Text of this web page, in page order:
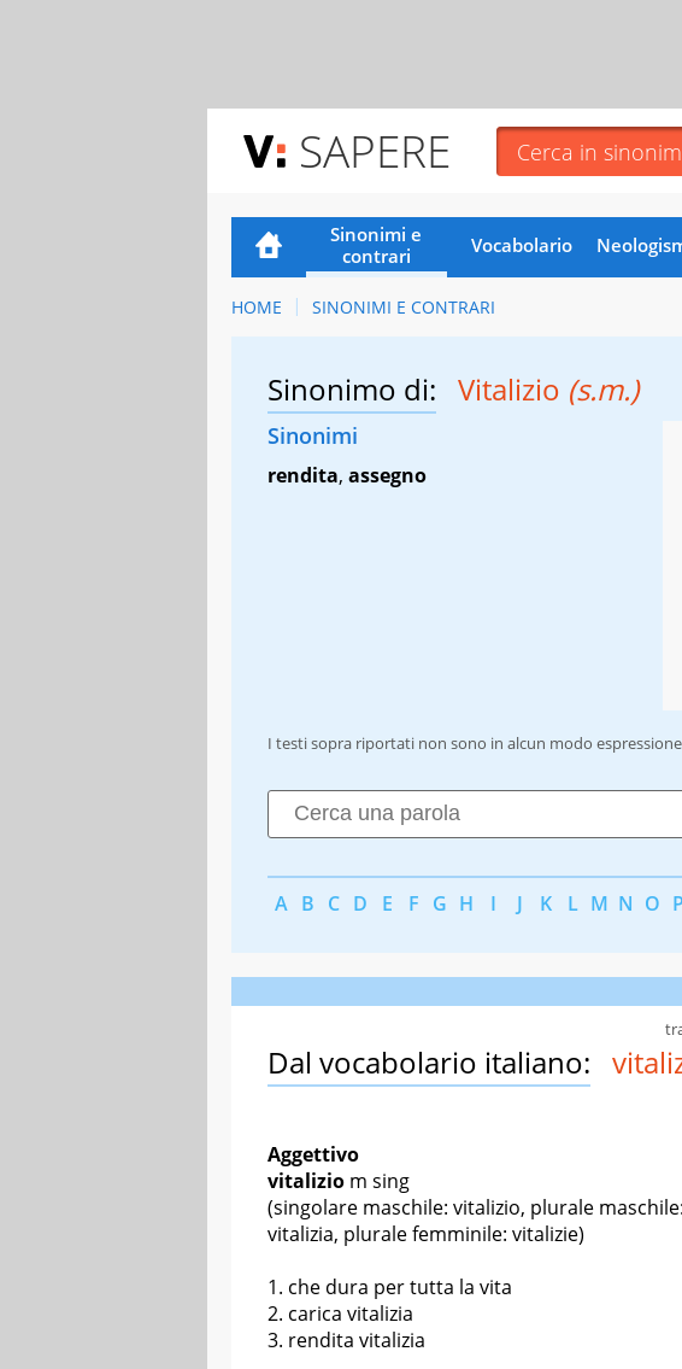
SAPERE
Sinonimi e
contrari
Vocabolario
HOME SINONIMI E CONTRARI
Sinonimo di: Vitalizio (s.m.)
Sinonimi
rendita, assegno
I testi sopra riportati non sono in alcun modo
A B C D E F G H I J K L M N O P
Dal vocabolario italiano:
Aggettivo
vitalizio m sing
(singolare maschile: vitalizio, plurale
vitalizia, plurale femminile: vitalizie)
che dura per tutta la vita
carica vitalizia
rendita vitalizia